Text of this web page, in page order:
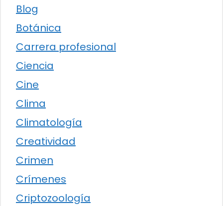
Blog
Botánica
Carrera profesional
Ciencia
Cine
Clima
Climatología
Creatividad
Crimen
Crímenes
Criptozoología